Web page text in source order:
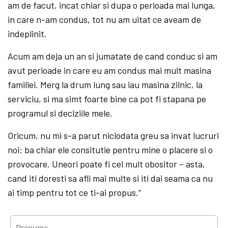
am de facut, incat chiar si dupa o perioada mai lunga,
in care n-am condus, tot nu am uitat ce aveam de
indeplinit.
Acum am deja un an si jumatate de cand conduc si am
avut pe­rioa­de in care eu am condus mai mult masina
familiei. Merg la drum lung sau iau masina zilnic, la
serviciu, si ma simt foarte bine ca pot fi sta­pa­na pe
programul si deciziile mele.
Oricum, nu mi s-a parut niciodata greu sa invat lucruri
noi: ba chiar ele consitutie pentru mine o pla­ce­re si o
provocare. Uneori poate fi cel mult obositor – asta,
cand iti do­resti sa afli mai multe si iti dai seama ca nu
ai timp pentru tot ce ti-ai propus.“